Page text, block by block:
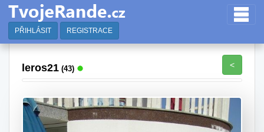
PŘIHLÁSIT REGISTRACE
leros21 (43) <